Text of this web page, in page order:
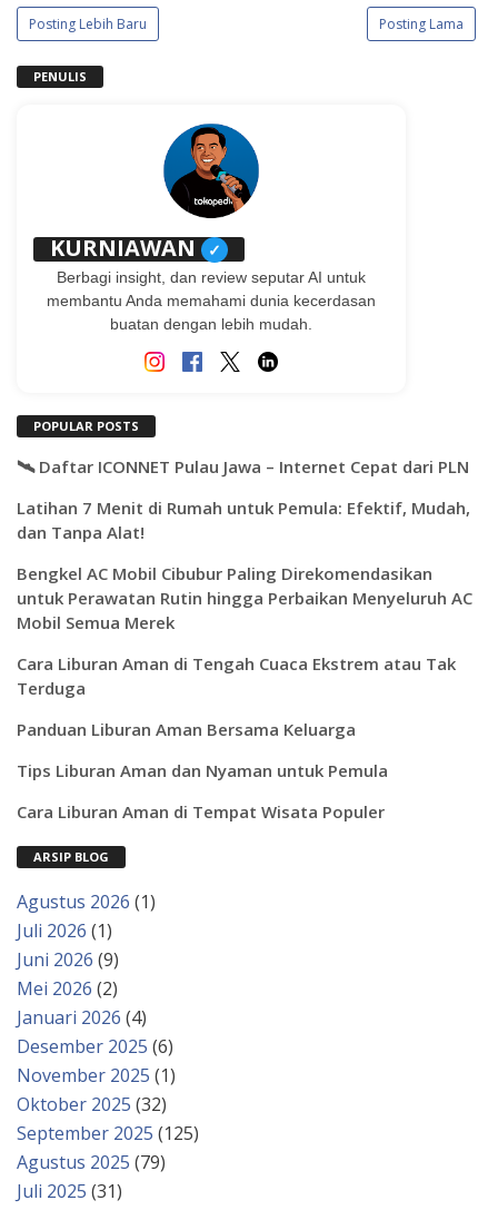
Posting Lebih Baru Posting Lama
PENULIS
KURNIAWAN ✓
Berbagi insight, dan review seputar AI untuk
membantu Anda memahami dunia kecerdasan
buatan dengan lebih mudah.
POPULAR POSTS
🛰️ Daftar ICONNET Pulau Jawa – Internet Cepat dari PLN
Latihan 7 Menit di Rumah untuk Pemula: Efektif, Mudah,
dan Tanpa Alat!
Bengkel AC Mobil Cibubur Paling Direkomendasikan
untuk Perawatan Rutin hingga Perbaikan Menyeluruh AC
Mobil Semua Merek
Cara Liburan Aman di Tengah Cuaca Ekstrem atau Tak
Terduga
Panduan Liburan Aman Bersama Keluarga
Tips Liburan Aman dan Nyaman untuk Pemula
Cara Liburan Aman di Tempat Wisata Populer
ARSIP BLOG
Agustus 2026 (1)
Juli 2026 (1)
Juni 2026 (9)
Mei 2026 (2)
Januari 2026 (4)
Desember 2025 (6)
November 2025 (1)
Oktober 2025 (32)
September 2025 (125)
Agustus 2025 (79)
Juli 2025 (31)